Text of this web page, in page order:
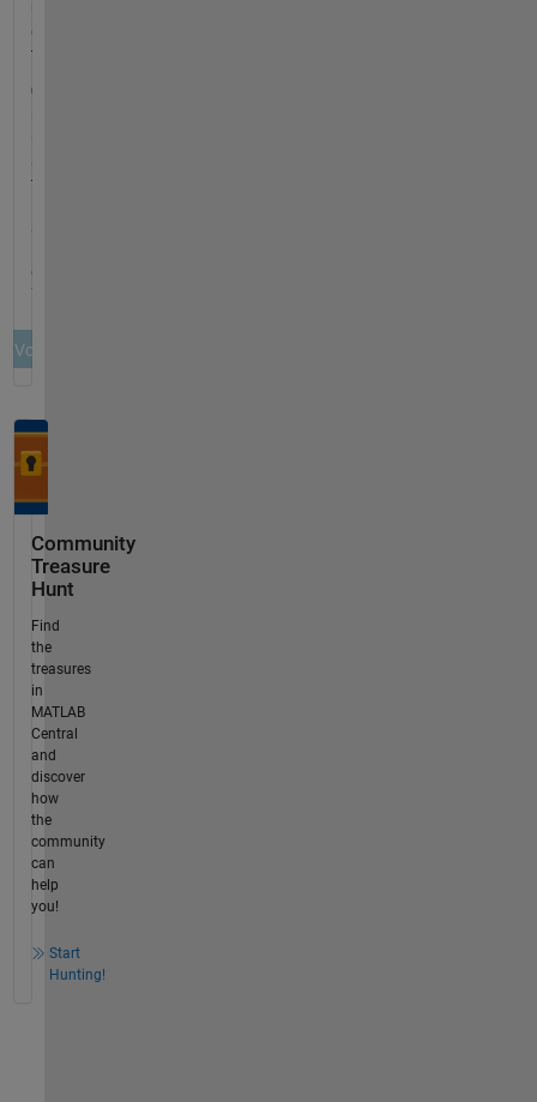
Community
Treasure
Hunt
Find
the
treasures
in
MATLAB
Central
and
discover
how
the
community
can
help
you!
Start
Hunting!